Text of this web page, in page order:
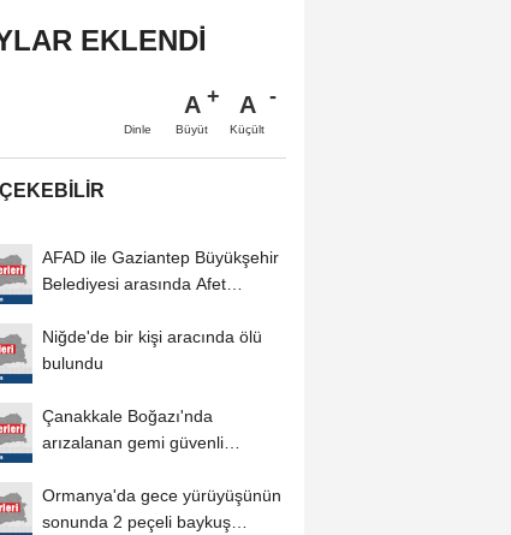
EKLENDİ
Dinle
A
Büyüt
A
Küçült
ÇEKEBILIR
AFAD ile Gaziantep Büyükşehir
Belediyesi arasında Afet
Niğde'de bir kişi aracında ölü
bulundu
Çanakkale Boğazı'nda
arızalanan gemi güvenli
Ormanya'da gece yürüyüşünün
sonunda 2 peçeli baykuş